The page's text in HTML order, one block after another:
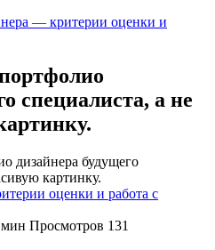
— критерии оценки и
специалиста, а не
оценки и работа с
Просмотров 131